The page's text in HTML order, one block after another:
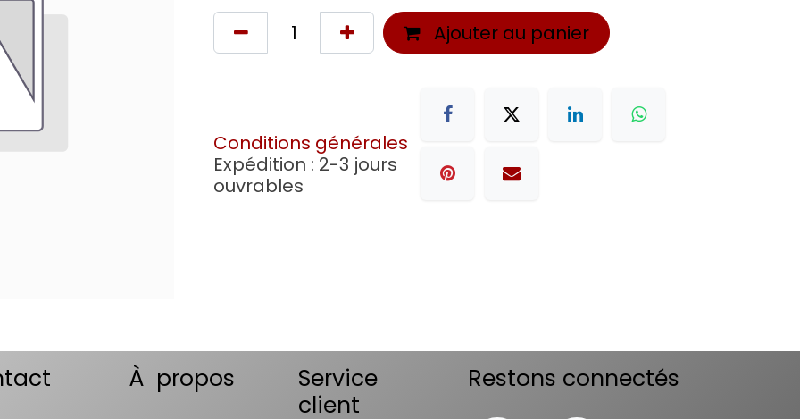
Ajouter au panier
Conditions générales
Expédition : 2-3 jours
ouvrables
À propos
Service
client
Restons connectés